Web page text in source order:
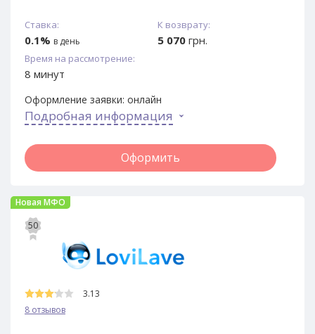
Ставка:
0.1% в день
К возврату:
5 070 грн.
Время на рассмотрение:
8 минут
Оформление заявки: онлайн
Подробная информация
Оформить
Новая МФО
50
3.13
8 отзывов